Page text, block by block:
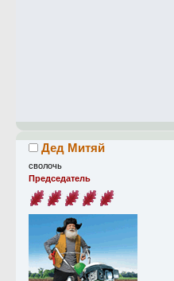
Дед Митяй
сволочь
Председатель